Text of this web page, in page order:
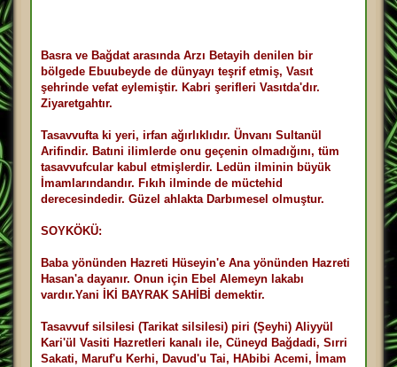
Basra ve Bağdat arasında Arzı Betayih denilen bir
bölgede Ebuubeyde de dünyayı teşrif etmiş, Vasıt
şehrinde vefat eylemiştir. Kabri şerifleri Vasıtda'dır.
Ziyaretgahtır.
Tasavvufta ki yeri, irfan ağırlıklıdır. Ünvanı Sultanül
Arifindir. Batıni ilimlerde onu geçenin olmadığını, tüm
tasavvufcular kabul etmişlerdir. Ledün ilminin büyük
İmamlarındandır. Fıkıh ilminde de müctehid
derecesindedir. Güzel ahlakta Darbımesel olmuştur.
SOYKÖKÜ:
Baba yönünden Hazreti Hüseyin'e Ana yönünden Hazreti
Hasan'a dayanır. Onun için Ebel Alemeyn lakabı
vardır.Yani İKİ BAYRAK SAHİBİ demektir.
Tasavvuf silsilesi (Tarikat silsilesi) piri (Şeyhi) Aliyyül
Kari'ül Vasiti Hazretleri kanalı ile, Cüneyd Bağdadi, Sırri
Sakati, Maruf'u Kerhi, Davud'u Tai, HAbibi Acemi, İmam